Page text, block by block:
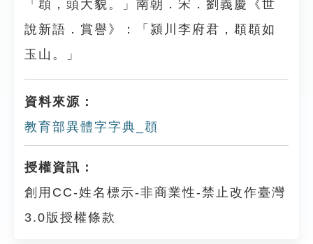
「頵，頭大貌。」南朝．宋．劉義慶《世
說新語．賞譽》：「潁川李府君，頵頵如
玉山。」
資料來源：
教育部異體字字典_頵
授權資訊：
創用CC-姓名標示-非商業性-禁止改作臺灣
3.0版授權條款